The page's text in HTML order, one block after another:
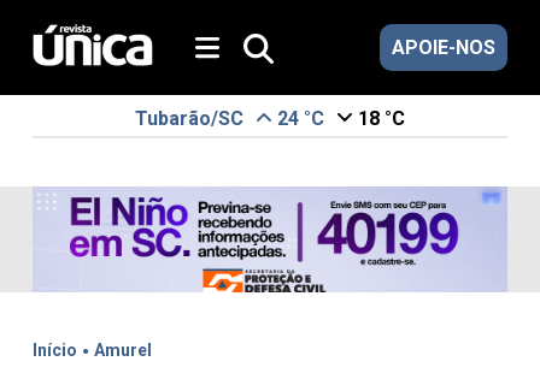
APOIE-NOS
Tubarão/SC 24 °C 18 °C
Início . Amurel